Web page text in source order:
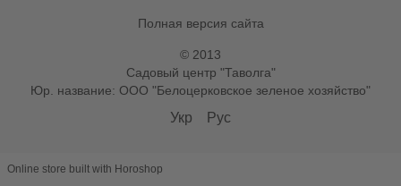
Полная версия сайта
© 2013
Садовый центр "Таволга"
Юр. название: ООО "Белоцерковское зеленое хозяйство"
Укр Рус
Online store built with Horoshop